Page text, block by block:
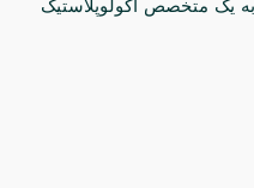
یک متخصص اکولوپلاستیک